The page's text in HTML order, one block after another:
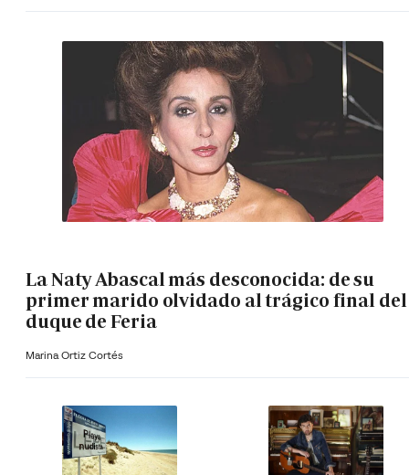
La Naty Abascal más desconocida: de su
primer marido olvidado al trágico final del
duque de Feria
Marina Ortiz Cortés